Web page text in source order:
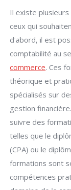
Il existe
ceux qui
d'abord, il est
comptabilité au
commerce. Ces
théorique et
spécialisés sur
gestion
suivre des
telles que le
(CPA) ou le
formations sont
compétences